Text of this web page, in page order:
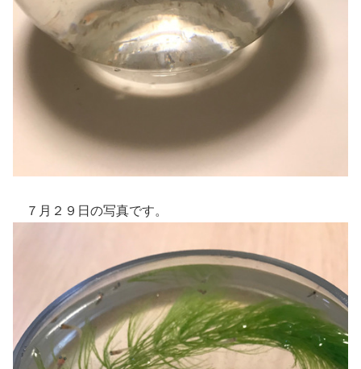
７月２９日の写真です。